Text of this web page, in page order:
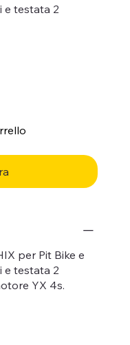
e testata 2
per Pit Bike e
e testata 2
YX 4s.